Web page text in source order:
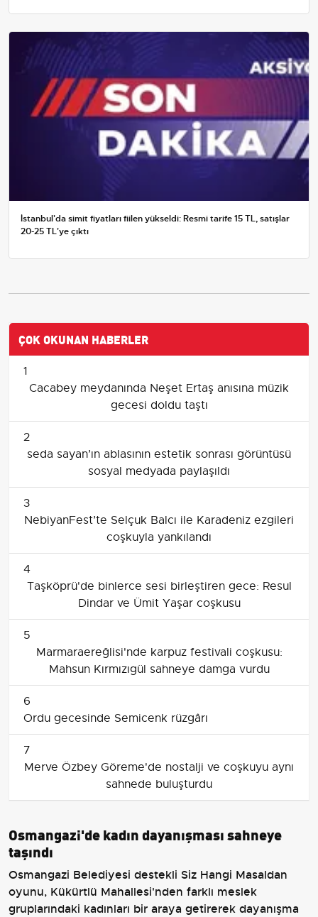
İstanbul'da simit fiyatları fiilen yükseldi: Resmi tarife 15 TL, satışlar
20-25 TL'ye çıktı
ÇOK OKUNAN HABERLER
1
Cacabey meydanında Neşet Ertaş anısına müzik
gecesi doldu taştı
2
seda sayan’ın ablasının estetik sonrası görüntüsü
sosyal medyada paylaşıldı
3
NebiyanFest’te Selçuk Balcı ile Karadeniz ezgileri
coşkuyla yankılandı
4
Taşköprü'de binlerce sesi birleştiren gece: Resul
Dindar ve Ümit Yaşar coşkusu
5
Marmaraereğlisi'nde karpuz festivali coşkusu:
Mahsun Kırmızıgül sahneye damga vurdu
6
Ordu gecesinde Semicenk rüzgârı
7
Merve Özbey Göreme'de nostalji ve coşkuyu aynı
sahnede buluşturdu
Osmangazi'de kadın dayanışması sahneye
taşındı
Osmangazi Belediyesi destekli Siz Hangi Masaldan
oyunu, Kükürtlü Mahallesi'nden farklı meslek
gruplarındaki kadınları bir araya getirerek dayanışma